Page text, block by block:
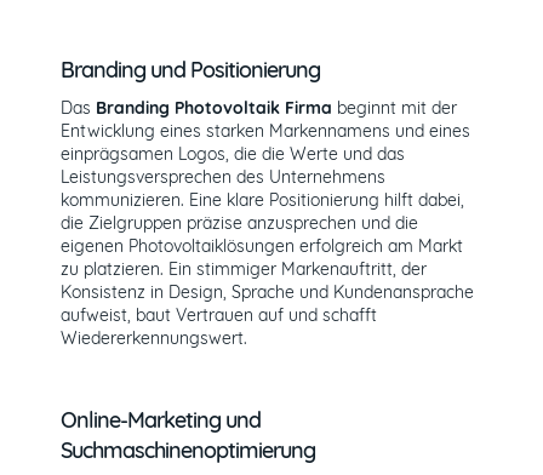
Branding und Positionierung
Das Branding Photovoltaik Firma beginnt mit der
Entwicklung eines starken Markennamens und eines
einprägsamen Logos, die die Werte und das
Leistungsversprechen des Unternehmens
kommunizieren. Eine klare Positionierung hilft dabei,
die Zielgruppen präzise anzusprechen und die
eigenen Photovoltaiklösungen erfolgreich am Markt
zu platzieren. Ein stimmiger Markenauftritt, der
Konsistenz in Design, Sprache und Kundenansprache
aufweist, baut Vertrauen auf und schafft
Wiedererkennungswert.
Online-Marketing und
Suchmaschinenoptimierung